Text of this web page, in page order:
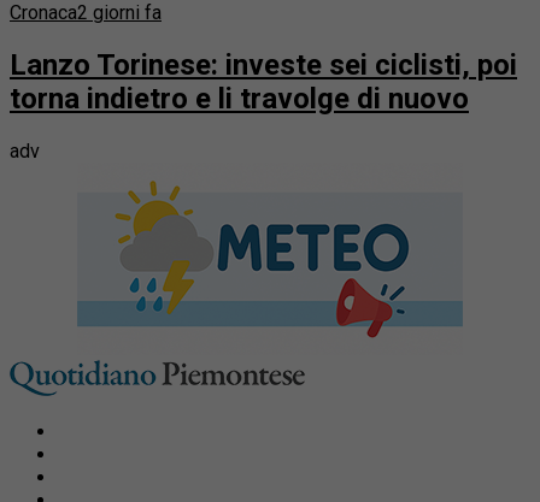
Cronaca2 giorni fa
Lanzo Torinese: investe sei ciclisti, poi
torna indietro e li travolge di nuovo
adv